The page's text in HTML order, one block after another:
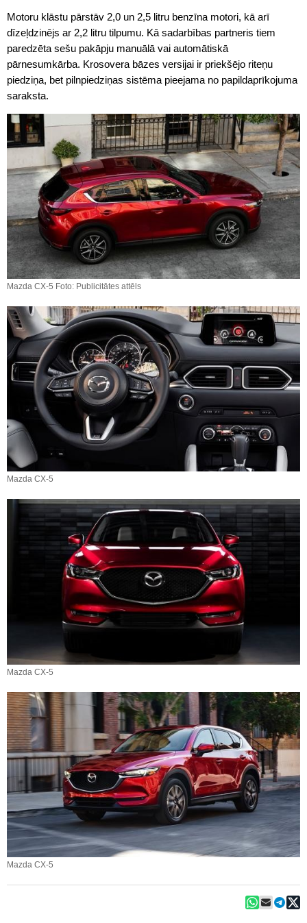
Motoru klāstu pārstāv 2,0 un 2,5 litru benzīna motori, kā arī
dīzeļdzinējs ar 2,2 litru tilpumu. Kā sadarbības partneris tiem
paredzēta sešu pakāpju manuālā vai automātiskā
pārnesumkārba. Krosovera bāzes versijai ir priekšējo riteņu
piedziņa, bet pilnpiedziņas sistēma pieejama no papildaprīkojuma
saraksta.
Mazda CX-5 Foto: Publicitātes attēls
Mazda CX-5
Mazda CX-5
Mazda CX-5